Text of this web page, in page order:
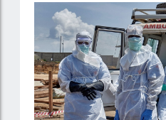
يؤدي تدريجياً إلى تدهور
فيما لا.